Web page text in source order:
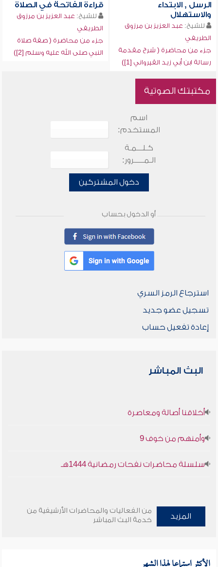
الرسل , الابتداء
والاستهلال
للشيخ: عبد العزيز بن مرزوق
الطريفي
جزء من محاضرة ( شرح مقدمة
رسالة ابن أبي زيد القيرواني [1])
قراءة الفاتحة في الصلاة
للشيخ: عبد العزيز بن مرزوق
الطريفي
جزء من محاضرة ( صفة صلاة
النبي صلى الله عليه وسلم [2])
مكتبتك الصوتية
اسم
المستخدم:
كـلـــمـة
الـمـــــرور:
دخول المشتركين
أو الدخول بحساب
استرجاع الرمز السري
تسجيل عضو جديد
إعادة تفعيل حساب
البث المباشر
أخلاقنا أصالة ومعاصرة
وأمنهم من خوف 9
سلسلة محاضرات نفحات رمضانية 1444هـ
المزيد
من الفعاليات والمحاضرات الأرشيفية من
خدمة البث المباشر